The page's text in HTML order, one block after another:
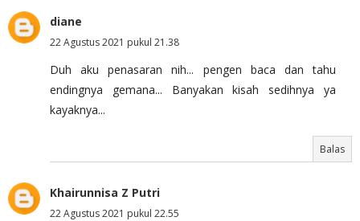
diane
22 Agustus 2021 pukul 21.38
Duh aku penasaran nih... pengen baca dan tahu
endingnya gemana... Banyakan kisah sedihnya ya
kayaknya...
Balas
Khairunnisa Z Putri
22 Agustus 2021 pukul 22.55